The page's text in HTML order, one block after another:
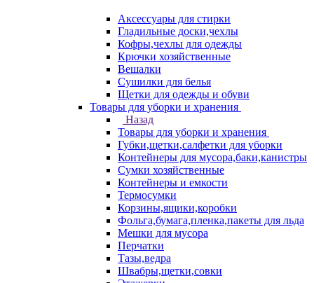
Аксессуары для стирки
Гладильные доски,чехлы
Кофры,чехлы для одежды
Крючки хозяйственные
Вешалки
Сушилки для белья
Щетки для одежды и обуви
Товары для уборки и хранения
Назад
Товары для уборки и хранения
Губки,щетки,салфетки для уборки
Контейнеры для мусора,баки,канистры
Сумки хозяйственные
Контейнеры и емкости
Термосумки
Корзины,ящики,коробки
Фольга,бумага,пленка,пакеты для льда
Мешки для мусора
Перчатки
Тазы,ведра
Швабры,щетки,совки